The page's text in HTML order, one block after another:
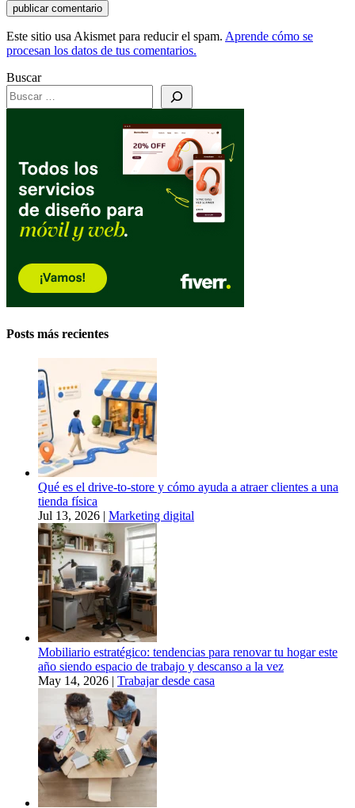
Este sitio usa Akismet para reducir el spam. Aprende cómo se
procesan los datos de tus comentarios.
Buscar
Posts más recientes
Qué es el drive-to-store y cómo ayuda a atraer clientes a una
tienda física
Jul 13, 2026 | Marketing digital
Mobiliario estratégico: tendencias para renovar tu hogar este
año siendo espacio de trabajo y descanso a la vez
May 14, 2026 | Trabajar desde casa